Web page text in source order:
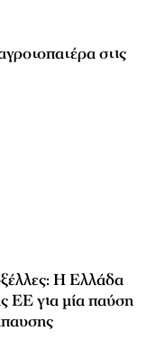
στις
Η Ελλάδα
ΕΕ για μία παύση